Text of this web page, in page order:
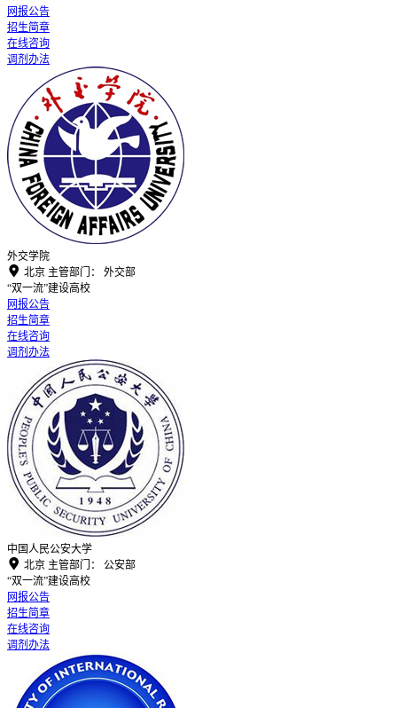
网报公告
招生简章
在线咨询
调剂办法
外交学院
 北京 主管部门：
外交部
“双一流”建设高校
网报公告
招生简章
在线咨询
调剂办法
中国人民公安大学
 北京 主管部门：
公安部
“双一流”建设高校
网报公告
招生简章
在线咨询
调剂办法